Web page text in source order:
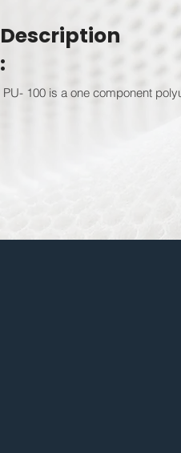
Description
:
PU- 100 is a one component